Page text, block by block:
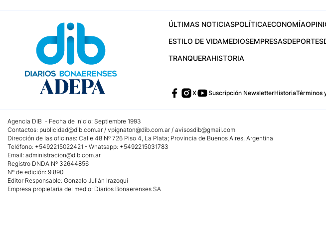
ÚLTIMAS NOTICIASPOLÍTICAECONOMÍA
ESTILO DE VIDAMEDIOSEMPRESASDEPORTES
TRANQUERAHISTORIA
X Suscripción NewsletterHistoriaTérminos
Agencia DIB - Fecha de Inicio: Septiembre 1993
Contactos: publicidad@dib.com.ar / vpignaton@dib.com.ar / avisosdib@gmail.com
Dirección de las oficinas: Calle 48 Nº 726 Piso 4, La Plata; Provincia de Buenos Aires, Argentina
Teléfono: +5492215022421 - Whatsapp: +5492215031783
Email: administracion@dib.com.ar
Registro DNDA Nº 32644856
Nº de edición: 9.890
Editor Responsable: Gonzalo Julián Irazoqui
Empresa propietaria del medio: Diarios Bonaerenses SA